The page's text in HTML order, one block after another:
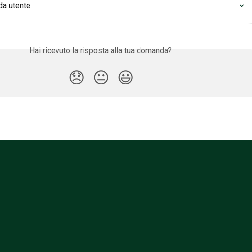
utente
Hai ricevuto la risposta alla tua domanda?
😞 😐 😃